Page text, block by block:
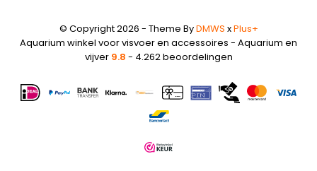
© Copyright 2026 - Theme ByDMWS xPlus+
Aquarium winkel voor visvoer en accessoires - Aquarium en
vijver 9.8 - 4.262 beoordelingen